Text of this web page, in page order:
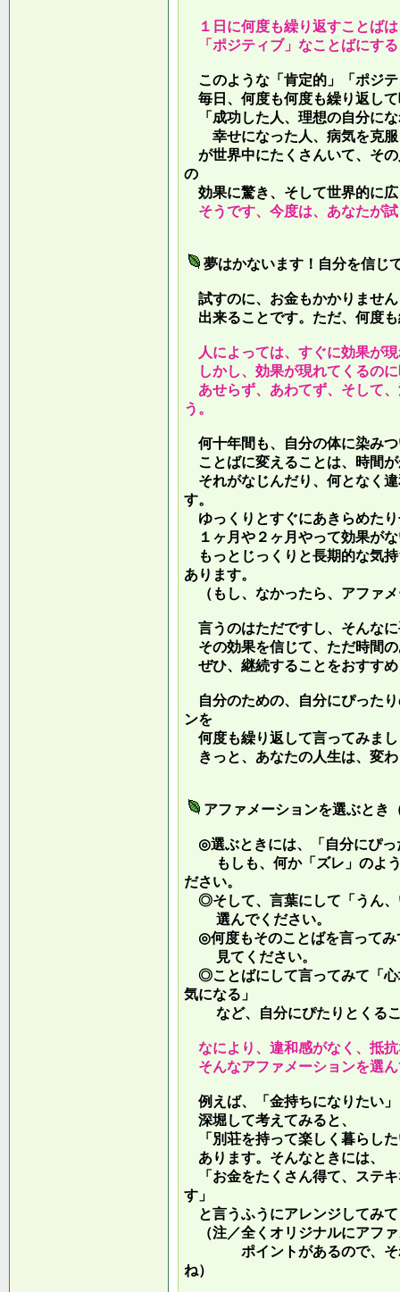
１日に何度も繰り返すことば
「ポジティブ」なことばにす
このような「肯定的」「ポジ
毎日、何度も何度も繰り返し
「成功した人、理想の自分に
幸せになった人、病気を克服
が世界中にたくさんいて、そ
の
効果に驚き、そして世界的に
そうです、今度は、あなたが
夢はかないます！自分を信じ
試すのに、お金もかかりませ
出来ることです。ただ、何度
人によっては、すぐに効果が
しかし、効果が現れてくるの
あせらず、あわてず、そして
う。
何十年間も、自分の体に染み
ことばに変えることは、時間
それがなじんだり、何となく
す。
ゆっくりとすぐにあきらめた
１ヶ月や２ヶ月やって効果が
もっとじっくりと長期的な気
あります。
（もし、なかったら、アファ
言うのはただですし、そんな
その効果を信じて、ただ時間
ぜひ、継続することをおすす
自分のための、自分にぴった
ンを
何度も繰り返して言ってみま
きっと、あなたの人生は、変
アファメーションを選ぶとき
◎選ぶときには、「自分にぴっ
もしも、何か「ズレ」のよう
ださい。
◎そして、言葉にして「うん、
選んでください。
◎何度もそのことばを言ってみ
見てください。
◎ことばにして言ってみて「心
気になる」
など、自分にぴたりとくるこ
なにより、違和感がなく、抵
そんなアファメーションを選
例えば、「金持ちになりたい
深堀して考えてみると、
「別荘を持って楽しく暮らし
あります。そんなときには、
「お金をたくさん得て、ステ
す」
と言うふうにアレンジしてみ
（注／全くオリジナルにアフ
ポイントがあるので、それ
ね）